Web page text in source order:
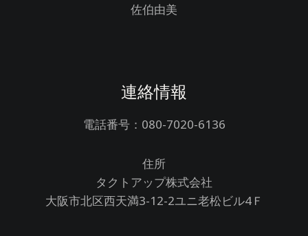
佐伯由美
連絡情報
電話番号：080-7020-6136
住所
タクトアップ株式会社
大阪市北区西天満3-12-2ユニ老松ビル4Ｆ